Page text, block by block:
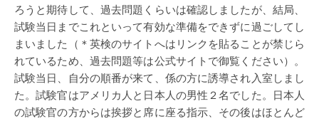
ろうと期待して、過去問題くらいは確認しましたが、結局、
試験当日までこれといって有効な準備をできずに過ごしてし
まいました（＊英検のサイトへはリンクを貼ることが禁じら
れているため、過去問題等は公式サイトで御覧ください）。
試験当日、自分の順番が来て、係の方に誘導され入室しまし
た。試験官はアメリカ人と日本人の男性２名でした。日本人
の試験官の方からは挨拶と席に座る指示、その後はほとんど